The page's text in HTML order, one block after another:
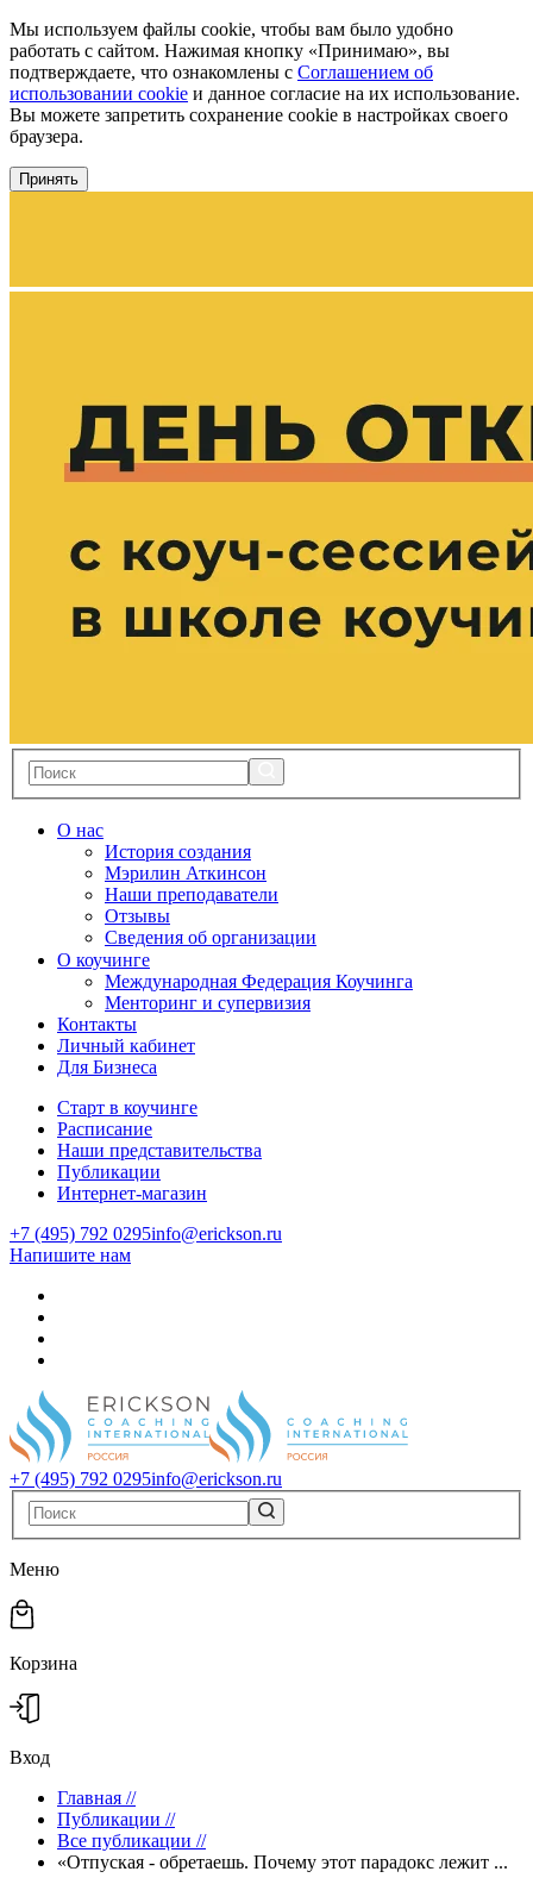
Мы используем файлы cookie, чтобы вам было удобно
работать с сайтом. Нажимая кнопку «Принимаю», вы
подтверждаете, что ознакомлены с Соглашением об
использовании cookie и данное согласие на их использование.
Вы можете запретить сохранение cookie в настройках своего
браузера.
Принять
О нас
История создания
Мэрилин Аткинсон
Наши преподаватели
Отзывы
Сведения об организации
О коучинге
Международная Федерация Коучинга
Менторинг и супервизия
Контакты
Личный кабинет
Для Бизнеса
Старт в коучинге
Расписание
Наши представительства
Публикации
Интернет-магазин
+7 (495) 792 0295info@erickson.ru
Напишите нам
+7 (495) 792 0295info@erickson.ru
Меню
Корзина
Вход
Главная //
Публикации //
Все публикации //
«Отпуская - обретаешь. Почему этот парадокс лежит ...